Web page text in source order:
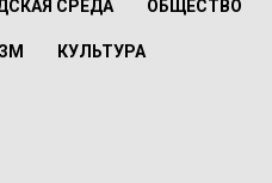
СРЕДА ОБЩЕСТВО
КУЛЬТУРА